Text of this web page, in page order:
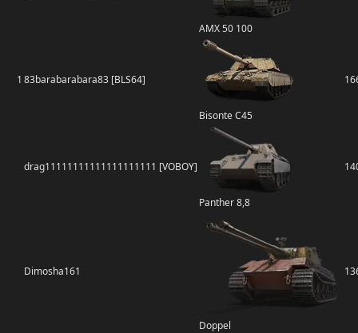
AMX 50 100
1 83barabarabara83 [BLS64]
Bisonte C45
drag11111111111111111111 [VOBOY]
Panther 8,8
Dimosha161
Doppel